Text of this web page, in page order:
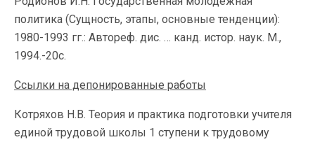
политика (Сущность, этапы, основные тенденции):
1980-1993 гг.: Автореф. дис. … канд. истор. наук. М.,
1994.-20с.
Ссылки на депонированные работы
Котряхов Н.В. Теория и практика подготовки учителя
единой трудовой школы 1 ступени к трудовому